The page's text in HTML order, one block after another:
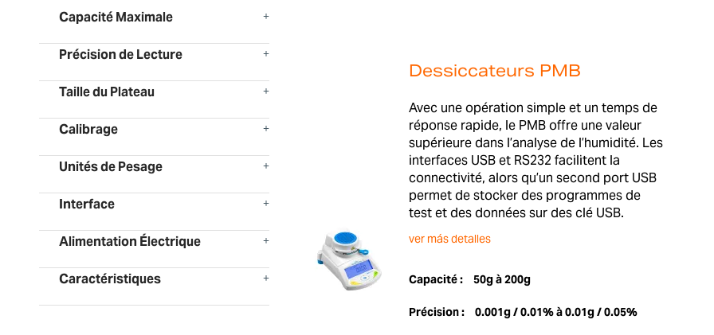
Capacité Maximale
Précision de Lecture
Taille du Plateau
Calibrage
Unités de Pesage
Interface
Alimentation Électrique
Caractéristiques
Dessiccateurs PMB
Avec une opération simple et un temps de
réponse rapide, le PMB offre une valeur
supérieure dans l’analyse de l’humidité. Les
interfaces USB et RS232 facilitent la
connectivité, alors qu’un second port USB
permet de stocker des programmes de
test et des données sur des clé USB.
ver más detalles
Capacité : 50g à 200g
Précision : 0.001g / 0.01% à 0.01g / 0.05%